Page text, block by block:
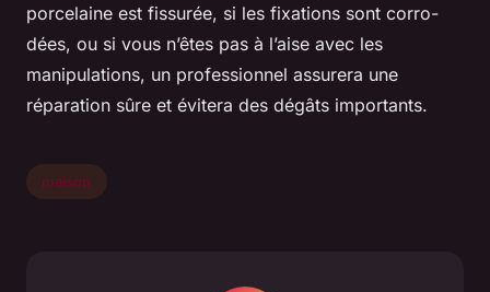
porcelaine est fissurée, si les fixations sont corro-
dées, ou si vous n’êtes pas à l’aise avec les
manipulations, un professionnel assurera une
réparation sûre et évitera des dégâts importants.
maison